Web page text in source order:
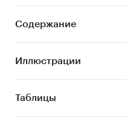
уровень их загрузки;
‒ цены у
‒ состояние
‒ объемы
основных игроков;
Содержание
Иллюстрации
Таблицы